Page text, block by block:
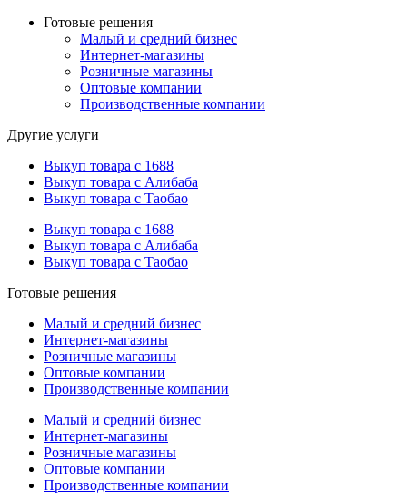
Готовые решения
Малый и средний бизнес
Интернет-магазины
Розничные магазины
Оптовые компании
Производственные компании
Другие услуги
Выкуп товара с 1688
Выкуп товара с Алибаба
Выкуп товара с Таобао
Выкуп товара с 1688
Выкуп товара с Алибаба
Выкуп товара с Таобао
Готовые решения
Малый и средний бизнес
Интернет-магазины
Розничные магазины
Оптовые компании
Производственные компании
Малый и средний бизнес
Интернет-магазины
Розничные магазины
Оптовые компании
Производственные компании